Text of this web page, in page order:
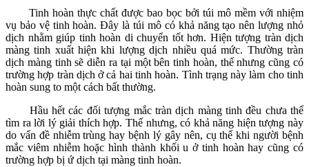
Tinh hoàn thực chất được bao bọc bởi túi mô mềm với nhiệm
vụ bảo vệ tinh hoàn. Đây là túi mô có khả năng tạo nên lượng nhỏ
dịch nhằm giúp tinh hoàn di chuyển tốt hơn. Hiện tượng tràn dịch
màng tinh xuất hiện khi lượng dịch nhiều quá mức. Thường tràn
dịch màng tinh sẽ diễn ra tại một bên tinh hoàn, thế nhưng cũng có
trường hợp tràn dịch ở cả hai tinh hoàn. Tình trạng này làm cho tinh
hoàn sung to một cách bất thường.
Hầu hết các đối tượng mắc tràn dịch màng tinh đều chưa thể
tìm ra lời lý giải thích hợp. Thế nhưng, có khả năng hiện tượng này
do vấn đề nhiễm trùng hay bệnh lý gây nên, cụ thể khi người bệnh
mắc viêm nhiễm hoặc hình thành khối u ở tinh hoàn hay cũng có
trường hợp bị ứ dịch tại màng tinh hoàn.